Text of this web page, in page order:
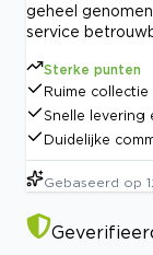
geheel
service
Sterke punten
Ruime collectie
Snelle levering
Duidelijke
Gebaseerd op